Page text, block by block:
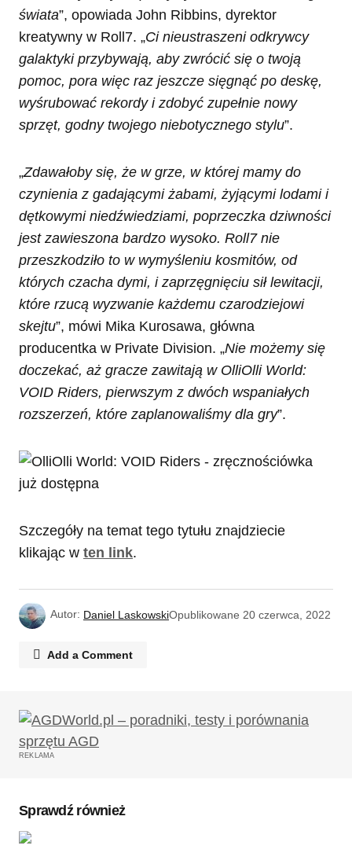
świata”, opowiada John Ribbins, dyrektor
kreatywny w Roll7. „Ci nieustraszeni odkrywcy
galaktyki przybywają, aby zwrócić się o twoją
pomoc, pora więc raz jeszcze sięgnąć po deskę,
wyśrubować rekordy i zdobyć zupełnie nowy
sprzęt, godny twojego niebotycznego stylu”.
„Zdawałoby się, że w grze, w której mamy do
czynienia z gadającymi żabami, żyjącymi lodami i
dętkowymi niedźwiedziami, poprzeczka dziwności
jest zawieszona bardzo wysoko. Roll7 nie
przeszkodziło to w wymyśleniu kosmitów, od
których czacha dymi, i zaprzęgnięciu sił lewitacji,
które rzucą wyzwanie każdemu czarodziejowi
skejtu”, mówi Mika Kurosawa, główna
producentka w Private Division. „Nie możemy się
doczekać, aż gracze zawitają w OlliOlli World:
VOID Riders, pierwszym z dwóch wspaniałych
rozszerzeń, które zaplanowaliśmy dla gry”.
Szczegóły na temat tego tytułu znajdziecie
klikając w ten link.
Autor: Daniel LaskowskiOpublikowane 20 czerwca, 2022
Add a Comment
Twój adres email nie zostanie opublikowany.
Wymagane pola są oznaczone
REKLAMA
Sprawdź również